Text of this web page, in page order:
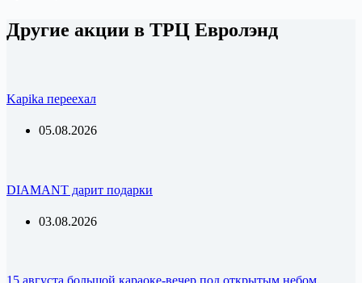
Другие акции в ТРЦ Евролэнд
Kapika переехал
05.08.2026
DIAMANT дарит подарки
03.08.2026